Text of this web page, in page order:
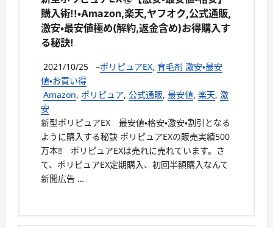
購入術!!・Amazon,楽天,ヤフオク,公式通販,
激安・最安値極め(解約,返金含め)お得購入す
る秘訣!
2021/10/25 –ポリピュアEX, 育毛剤 激安・最安
値・お買い得
Amazon, ポリピュア, 公式通販, 最安値, 楽天, 激
安
新型ポリピュアEX 最安値・格安・激安・割引となる
ように購入する秘訣 ポリピュアEXの販売実績500
万本‼ ポリピュアEXは売れに売れています。さ
て、ポリピュアEX定期購入、初回半額購入なんて
新聞広告 …